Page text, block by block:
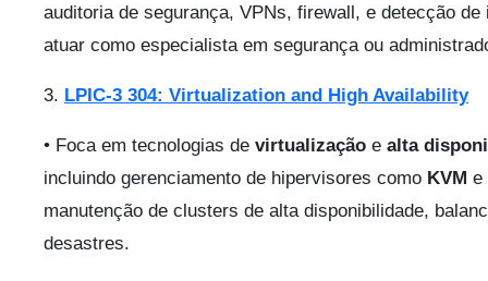
auditoria de segurança, VPNs, firewall, e detecção
atuar como especialista em segurança ou
3. LPIC-3 304: Virtualization and High Availability
• Foca em tecnologias de virtualização e alta
incluindo gerenciamento de hipervisores como KVM e
manutenção de clusters de alta disponibilidade,
desastres.